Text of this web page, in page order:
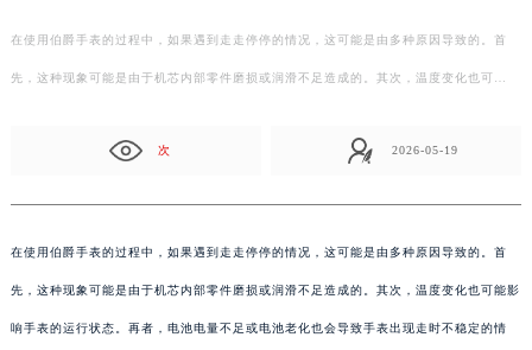
在使用伯爵手表的过程中，如果遇到走走停停的情况，这可能是由多种原因导致的。首
先，这种现象可能是由于机芯内部零件磨损或润滑不足造成的。其次，温度变化也可…
次 2026-05-19
在使用伯爵手表的过程中，如果遇到走走停停的情况，这可能是由多种原因导致的。首
先，这种现象可能是由于机芯内部零件磨损或润滑不足造成的。其次，温度变化也可能影
响手表的运行状态。再者，电池电量不足或电池老化也会导致手表出现走时不稳定的情